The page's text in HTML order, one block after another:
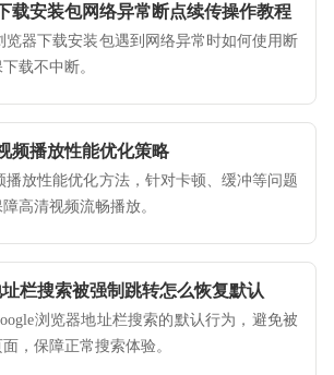
载安装包网络异常断点续传操作教程
览器下载安装包遇到网络异常时如何使用断
载不中断。
频播放性能优化策略
播放性能优化方法，针对卡顿、缓冲等问题
高清视频流畅播放。
栏搜索被强制跳转怎么恢复默认
浏览器地址栏搜索的默认行为，避免被
，保障正常搜索体验。